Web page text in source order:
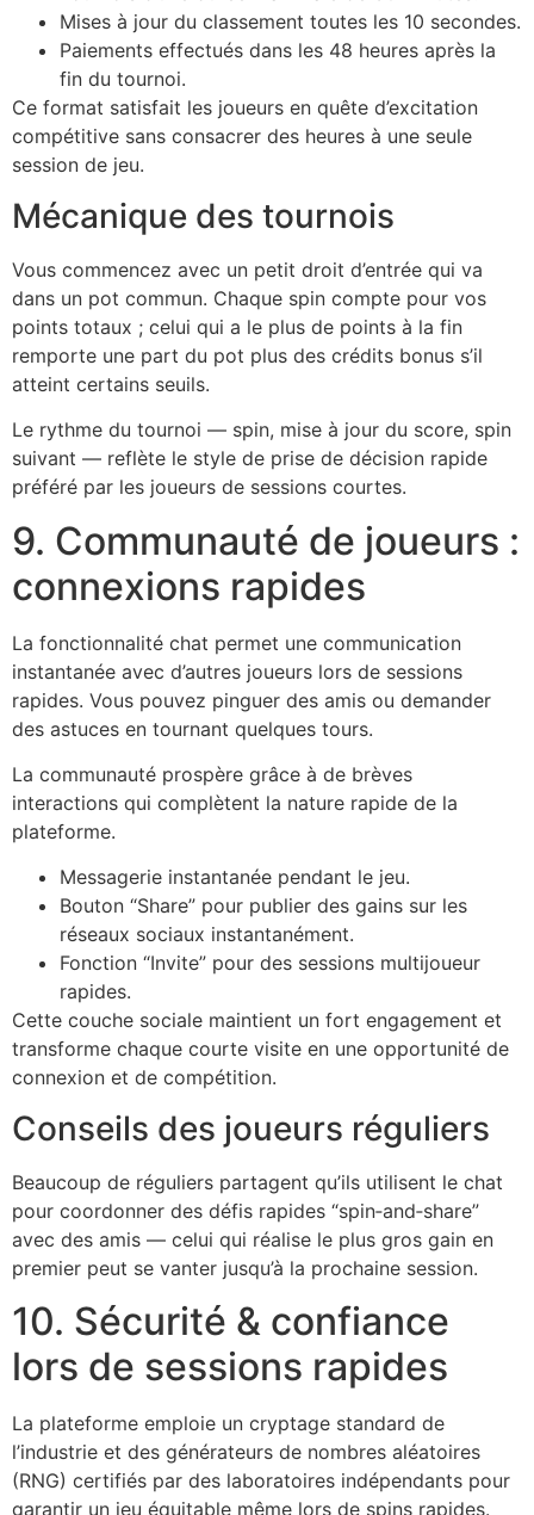
Mises à jour du classement toutes les 10 secondes.
Paiements effectués dans les 48 heures après la
fin du tournoi.
Ce format satisfait les joueurs en quête d’excitation
compétitive sans consacrer des heures à une seule
session de jeu.
Mécanique des tournois
Vous commencez avec un petit droit d’entrée qui va
dans un pot commun. Chaque spin compte pour vos
points totaux ; celui qui a le plus de points à la fin
remporte une part du pot plus des crédits bonus s’il
atteint certains seuils.
Le rythme du tournoi — spin, mise à jour du score, spin
suivant — reflète le style de prise de décision rapide
préféré par les joueurs de sessions courtes.
9. Communauté de joueurs :
connexions rapides
La fonctionnalité chat permet une communication
instantanée avec d’autres joueurs lors de sessions
rapides. Vous pouvez pinguer des amis ou demander
des astuces en tournant quelques tours.
La communauté prospère grâce à de brèves
interactions qui complètent la nature rapide de la
plateforme.
Messagerie instantanée pendant le jeu.
Bouton “Share” pour publier des gains sur les
réseaux sociaux instantanément.
Fonction “Invite” pour des sessions multijoueur
rapides.
Cette couche sociale maintient un fort engagement et
transforme chaque courte visite en une opportunité de
connexion et de compétition.
Conseils des joueurs réguliers
Beaucoup de réguliers partagent qu’ils utilisent le chat
pour coordonner des défis rapides “spin‑and‑share”
avec des amis — celui qui réalise le plus gros gain en
premier peut se vanter jusqu’à la prochaine session.
10. Sécurité & confiance
lors de sessions rapides
La plateforme emploie un cryptage standard de
l’industrie et des générateurs de nombres aléatoires
(RNG) certifiés par des laboratoires indépendants pour
garantir un jeu équitable même lors de spins rapides.